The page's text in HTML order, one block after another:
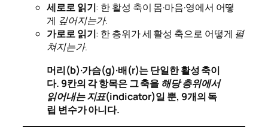
세로로 읽기: 한 활성 축이 몸·마음·영에서 어떻
게 깊어지는가.
가로로 읽기: 한 층위가 세 활성 축으로 어떻게 펼
쳐지는가.
머리(b)·가슴(g)·배(r)는 단일한 활성 축이
다. 9칸의 각 항목은 그 축을 해당 층위에서
읽어내는 지표(indicator)일 뿐, 9개의 독
립 변수가 아니다.